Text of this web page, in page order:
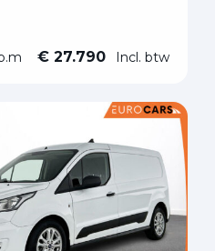
€ 27.790 Incl. btw